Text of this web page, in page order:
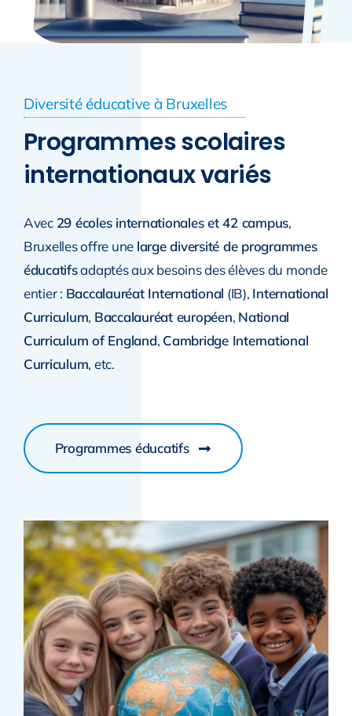
Diversité éducative à Bruxelles
Programmes scolaires
internationaux variés
Avec 29 écoles internationales et 42 campus,
Bruxelles offre une large diversité de programmes
éducatifsadaptés aux besoins des élèves du monde
entier : Baccalauréat International (IB), International
Curriculum, Baccalauréat européen, National
Curriculum of England, Cambridge International
Curriculum, etc.
Programmes éducatifs